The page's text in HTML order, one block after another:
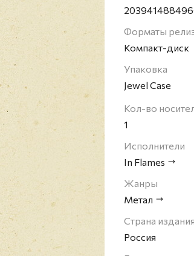
он не встречал
рок/метал.
премией
номинации
Форматы
Компакт-диск
Упаковка
Jewel Case
Кол-во
1
Исполнители
In Flames
Жанры
Метал
Страна издания
Россия